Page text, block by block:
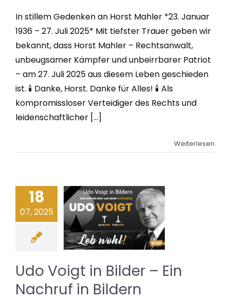
In stillem Gedenken an Horst Mahler *23. Januar
1936 – 27. Juli 2025* Mit tiefster Trauer geben wir
bekannt, dass Horst Mahler – Rechtsanwalt,
unbeugsamer Kämpfer und unbeirrbarer Patriot
– am 27. Juli 2025 aus diesem Leben geschieden
ist. 🕯 Danke, Horst. Danke für Alles! 🕯 Als
kompromissloser Verteidiger des Rechts und
leidenschaftlicher [...]
Weiterlesen
18
07, 2025
Udo Voigt in Bilder – Ein
Nachruf in Bildern